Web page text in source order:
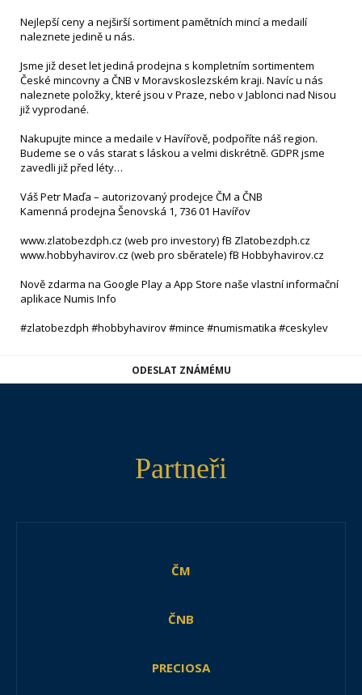
Nejlepší ceny a nejširší sortiment pamětních mincí a medailí
naleznete jedině u nás.
Jsme již deset let jediná prodejna s kompletním sortimentem
České mincovny a ČNB v Moravskoslezském kraji. Navíc u nás
naleznete položky, které jsou v Praze, nebo v Jablonci nad Nisou
již vyprodané.
Nakupujte mince a medaile v Havířově, podpoříte náš region.
Budeme se o vás starat s láskou a velmi diskrétně. GDPR jsme
zavedli již před léty…
Váš Petr Maďa – autorizovaný prodejce ČM a ČNB
Kamenná prodejna Šenovská 1, 736 01 Havířov
www.zlatobezdph.cz (web pro investory) fB Zlatobezdph.cz
www.hobbyhavirov.cz (web pro sběratele) fB Hobbyhavirov.cz
Nově zdarma na Google Play a App Store naše vlastní informační
aplikace Numis Info
#zlatobezdph #hobbyhavirov #mince #numismatika #ceskylev
ODESLAT ZNÁMÉMU
Partneři
ČM
ČNB
PRECIOSA